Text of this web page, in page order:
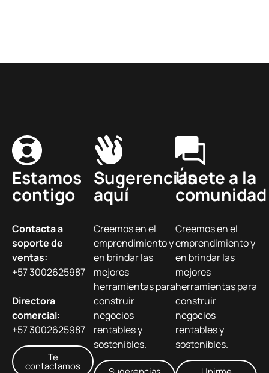
Estamos
contigo
Contacta a
soporte de
ventas:
+57 3002625987
Directora
comercial:
+57 3002625987
Te
contactamos
Sugerencias
aquí
Creemos en el
emprendimiento y
en brindar las
mejores
herramientas para
construir
negocios
rentables y
sostenibles.
Únete a la
comunidad
Creemos en el
emprendimiento y
en brindar las
mejores
herramientas para
construir
negocios
rentables y
sostenibles.